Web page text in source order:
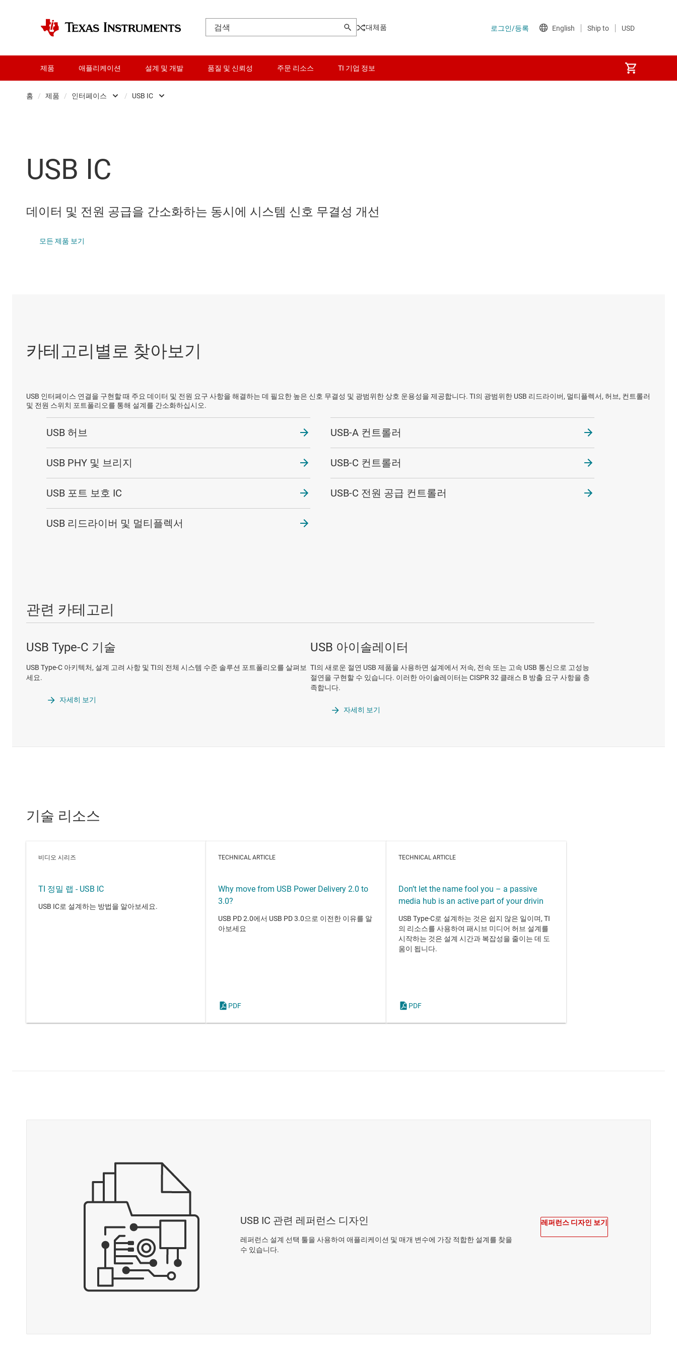
대체품
제품 애플리케이션 설계 및 개발 품질 및 신뢰성 주문 리소스 TI 기업 정보
홈 / 제품 / 인터페이스
다이 및 웨이퍼 서비스 RF 및 마이크로파
/ USB IC
I2C, I3C 및 SPI IC RS-485 및 RS-422 트랜시버
USB IC
데이터 및 전원 공급을 간소화하는 동시에 시스템 신호 무결성 개선
모든 제품 보기
카테고리별로 찾아보기
USB 인터페이스 연결을 구현할 때 주요 데이터 및 전원 요구 사항을 해결하는 데 필요한 높은 신호 무결성 및 광범위한 상호 운용성을 제공합니다. TI의 광범위한 USB 리드라이버, 멀티플렉서, 허브, 컨트롤러
및 전원 스위치 포트폴리오를 통해 설계를 간소화하십시오.
USB 허브
USB PHY 및 브리지
USB 포트 보호 IC
USB 리드라이버 및 멀티플렉서
USB-A 컨트롤러
USB-C 컨트롤러
USB-C 전원 공급 컨트롤러
관련 카테고리
USB Type-C 기술
USB Type-C 아키텍처, 설계 고려 사항 및 TI의 전체 시스템 수준 솔루션 포트폴리오를 살펴보
세요.
자세히 보기
USB 아이솔레이터
TI의 새로운 절연 USB 제품을 사용하면 설계에서 저속, 전속 또는 고속 USB 통신으로 고성능
절연을 구현할 수 있습니다. 이러한 아이솔레이터는 CISPR 32 클래스 B 방출 요구 사항을 충
족합니다.
자세히 보기
기술 리소스
비디오 시리즈
TI 정밀 랩 - USB IC
USB IC로 설계하는 방법을 알아보세요.
TECHNICAL ARTICLE
Why move from USB Power Delivery 2.0 to
3.0?
USB PD 2.0에서 USB PD 3.0으로 이전한 이유를 알
아보세요
PDF
TECHNICAL ARTICLE
Don’t let the name fool you – a passive
media hub is an active part of your drivin
USB Type-C로 설계하는 것은 쉽지 않은 일이며, TI
의 리소스를 사용하여 패시브 미디어 허브 설계를
시작하는 것은 설계 시간과 복잡성을 줄이는 데 도
움이 됩니다.
PDF
USB IC 관련 레퍼런스 디자인
레퍼런스 설계 선택 툴을 사용하여 애플리케이션 및 매개 변수에 가장 적합한 설계를 찾을
수 있습니다.
레퍼런스 디자인 보기